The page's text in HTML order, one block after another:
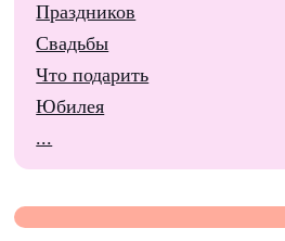
Праздников
Свадьбы
Что подарить
Юбилея
...